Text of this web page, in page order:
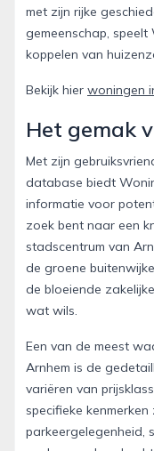
met zijn rijke
gemeenschap,
koppelen van
Bekijk hier woningen
Het gemak
Met zijn
database biedt
informatie voor
zoek bent naar een
stadscentrum van
de groene
de bloeiende
wat wils.
Een van de meest
Arnhem is de
variëren van
specifieke
parkeergelegenheid,